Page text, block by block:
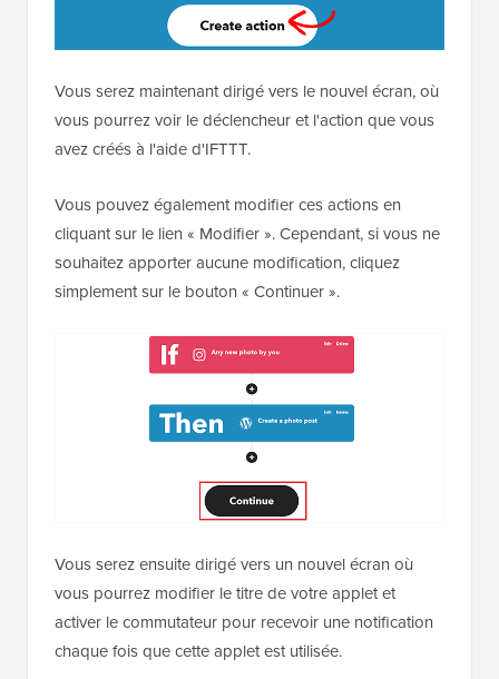
Vous serez maintenant dirigé vers le nouvel écran, où
vous pourrez voir le déclencheur et l'action que vous
avez créés à l'aide d'IFTTT.
Vous pouvez également modifier ces actions en
cliquant sur le lien « Modifier ». Cependant, si vous ne
souhaitez apporter aucune modification, cliquez
simplement sur le bouton « Continuer ».
Vous serez ensuite dirigé vers un nouvel écran où
vous pourrez modifier le titre de votre applet et
activer le commutateur pour recevoir une notification
chaque fois que cette applet est utilisée.